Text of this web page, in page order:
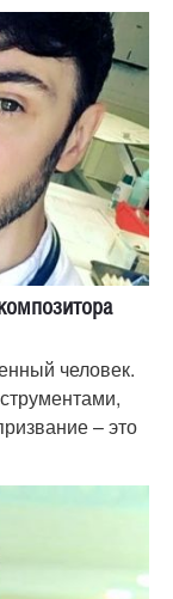
человек.
– это